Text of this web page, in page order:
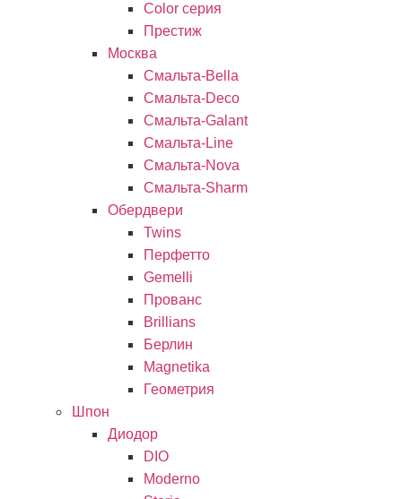
Color серия
Престиж
Москва
Смальта-Bella
Смальта-Deco
Смальта-Galant
Смальта-Line
Смальта-Nova
Смальта-Sharm
Обердвери
Twins
Перфетто
Gemelli
Прованс
Brillians
Берлин
Magnetika
Геометрия
Шпон
Диодор
DIO
Moderno